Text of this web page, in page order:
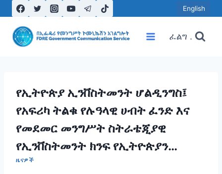
to
content
English
ፈልግ .
የኢትዮጵያ ኢንቨስትመንት ሆልዲንግስ፤
የአፍሪካ ትልቁ የሉዓላዊ ሀብት ፈንድ እና
የመደመር መንግሥት ስትራቴጂያዊ
የኢንቨስትመንት ክንፍ የኢትዮጵያን
የወደፊት ዕድል የሚቀርፁ ልማቶች
ዜናዎች